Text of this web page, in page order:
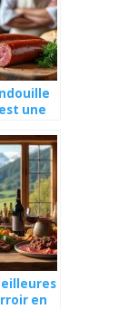
une
?
en